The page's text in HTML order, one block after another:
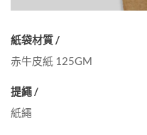
紙袋材質 /
赤牛皮紙 125GM
提繩 /
紙繩